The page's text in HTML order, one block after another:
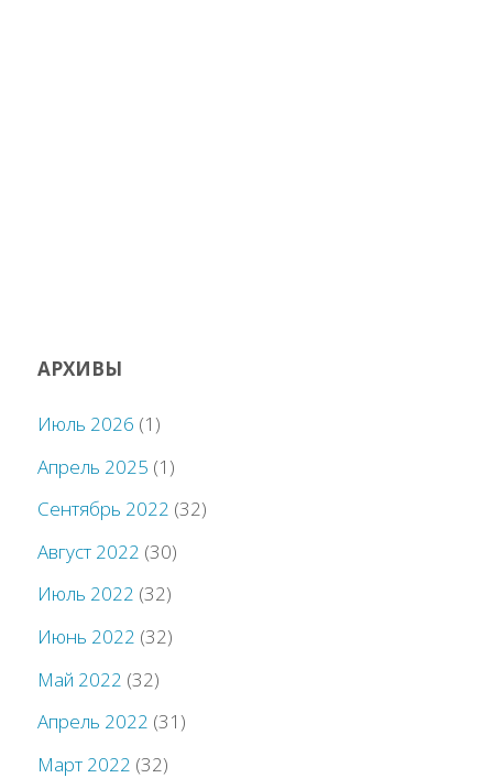
АРХИВЫ
Июль 2026 (1)
Апрель 2025 (1)
Сентябрь 2022 (32)
Август 2022 (30)
Июль 2022 (32)
Июнь 2022 (32)
Май 2022 (32)
Апрель 2022 (31)
Март 2022 (32)